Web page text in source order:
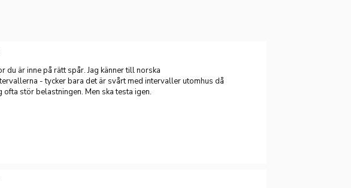
du är inne på rätt spår. Jag känner till norska
- tycker bara det är svårt med intervaller utomhus då
stör belastningen. Men ska testa igen.